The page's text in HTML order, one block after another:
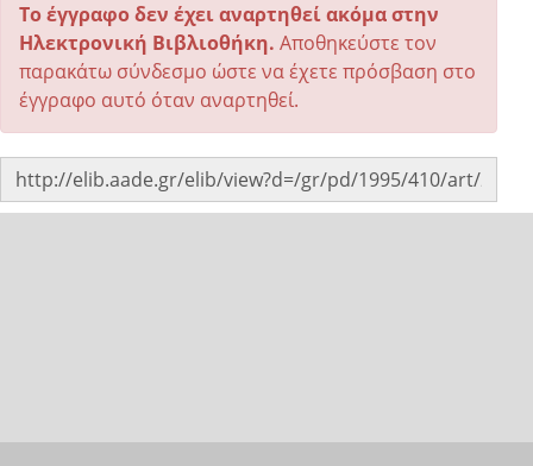
Το έγγραφο δεν έχει αναρτηθεί ακόμα στην
Ηλεκτρονική Βιβλιοθήκη. Αποθηκεύστε τον
παρακάτω σύνδεσμο ώστε να έχετε πρόσβαση στο
έγγραφο αυτό όταν αναρτηθεί.